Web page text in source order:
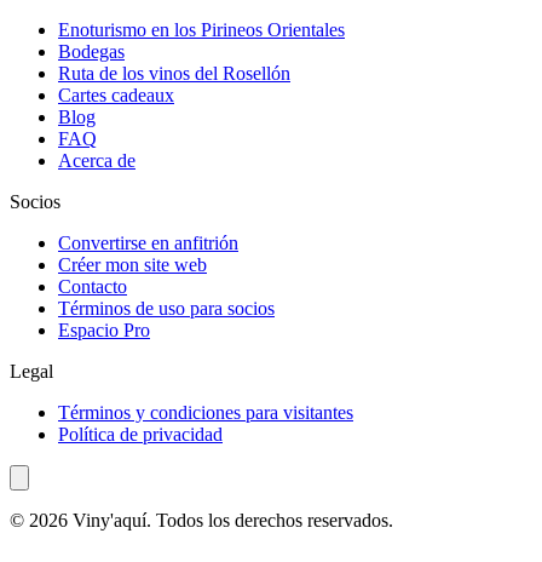
Enoturismo en los Pirineos Orientales
Bodegas
Ruta de los vinos del Rosellón
Cartes cadeaux
Blog
FAQ
Acerca de
Socios
Convertirse en anfitrión
Créer mon site web
Contacto
Términos de uso para socios
Espacio Pro
Legal
Términos y condiciones para visitantes
Política de privacidad
© 2026 Viny'aquí. Todos los derechos reservados.